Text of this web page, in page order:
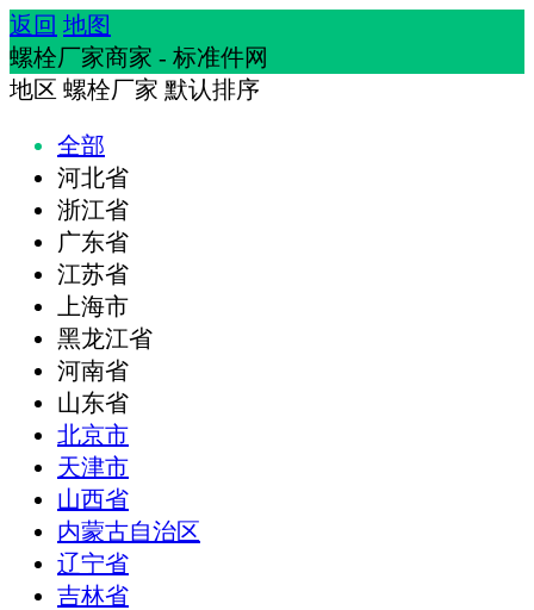
返回 地图
螺栓厂家商家 - 标准件网
地区 螺栓厂家 默认排序
全部
河北省
浙江省
广东省
江苏省
上海市
黑龙江省
河南省
山东省
北京市
天津市
山西省
内蒙古自治区
辽宁省
吉林省